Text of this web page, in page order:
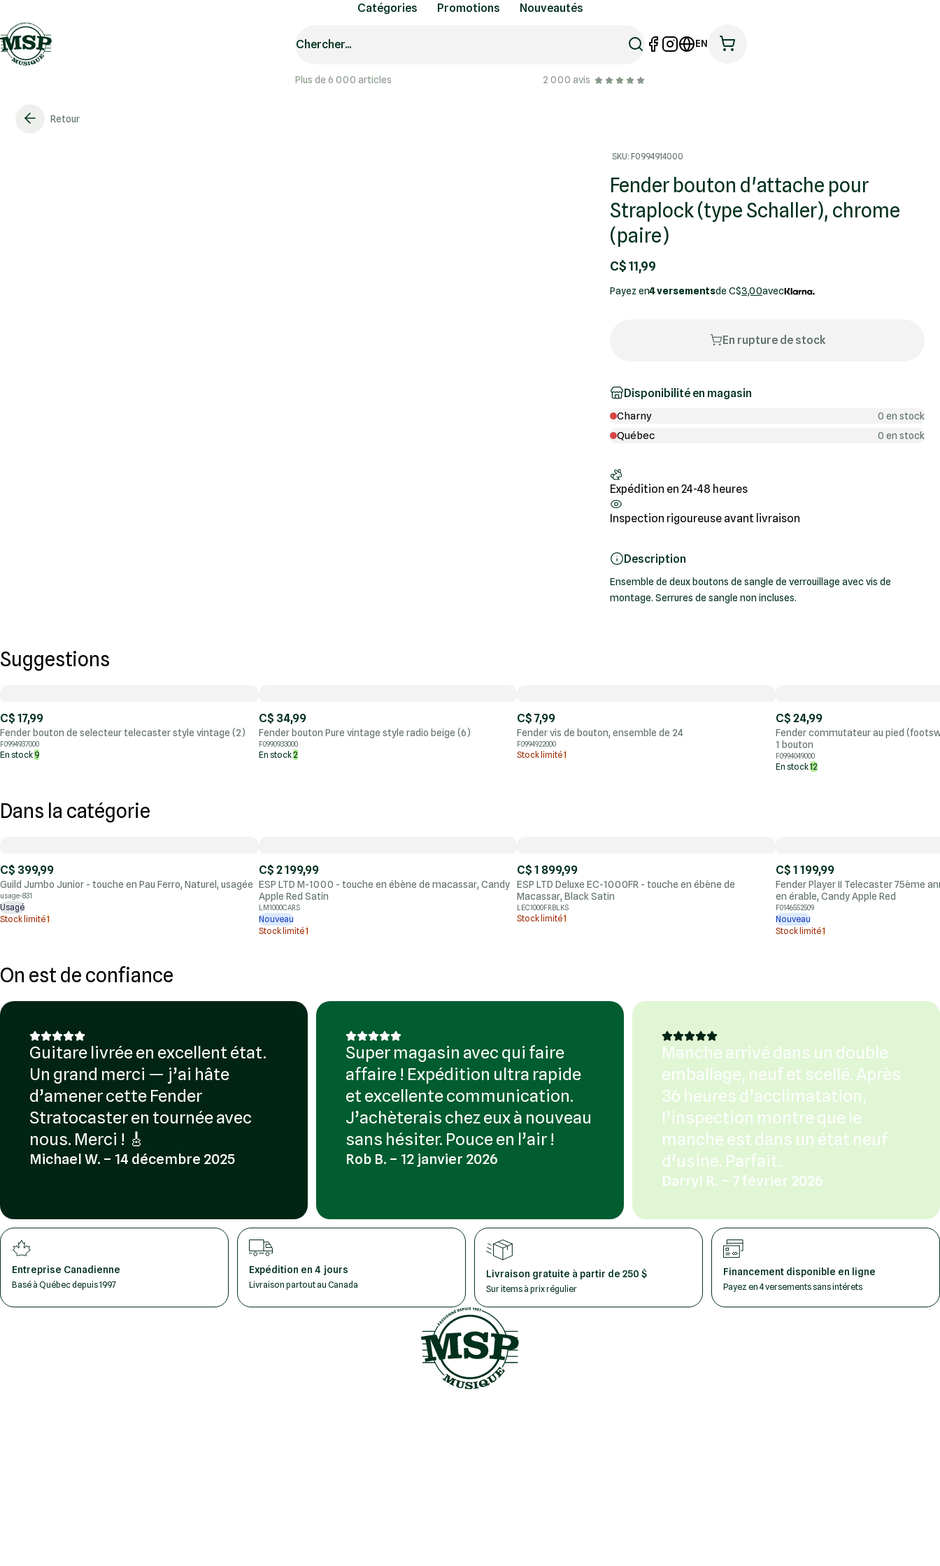
Catégories Promotions Nouveautés
Chercher...
Plus de 6 000 articles 2 000 avis
EN
Retour
SKU: F0994914000
Fender bouton d'attache pour
Straplock (type Schaller), chrome
(paire)
C$ 11,99
Payez en4 versementsde C$3,00avec
En rupture de stock
Disponibilité en magasin
Charny 0 en stock
Québec 0 en stock
Expédition en 24-48 heures
Inspection rigoureuse avant livraison
Description
Ensemble de deux boutons de sangle de verrouillage avec vis de
montage. Serrures de sangle non incluses.
Suggestions
C$ 17,99
Fender bouton de selecteur telecaster style vintage (2)
F0994937000
En stock 9
C$ 34,99
Fender bouton Pure vintage style radio beige (6)
F0990933000
En stock2
C$ 7,99
Fender vis de bouton, ensemble de 24
F0994922000
Stock limité1
C$ 24,99
Fender commutateur au pied
1 bouton
F0994049000
En stock12
Dans la catégorie
C$ 399,99
Guild Jumbo Junior - touche en Pau Ferro, Naturel, usagée
usage-831
Usagé
Stock limité1
C$ 2 199,99
ESP LTD M-1000 - touche en ébène de macassar, Candy
Apple Red Satin
LM1000CARS
Nouveau
Stock limité1
C$ 1 899,99
ESP LTD Deluxe EC-1000FR - touche en ébène de
Macassar, Black Satin
LEC1000FRBLKS
Stock limité1
C$ 1 199,99
Fender Player II Telecaster 75ème
en érable, Candy Apple Red
F0146552509
Nouveau
Stock limité1
On est de confiance
Guitare livrée en excellent état.
Un grand merci — j’ai hâte
d’amener cette Fender
Stratocaster en tournée avec
nous. Merci ! 🎸
Michael W. – 14 décembre 2025
Super magasin avec qui faire
affaire ! Expédition ultra rapide
et excellente communication.
J’achèterais chez eux à nouveau
sans hésiter. Pouce en l’air !
Rob B. – 12 janvier 2026
Manche arrivé dans un double
emballage, neuf et scellé. Après
36 heures d’acclimatation,
l’inspection montre que le
manche est dans un état neuf
d’usine. Parfait.
Darryl R. – 7 février 2026
Entreprise Canadienne
Basé à Québec depuis 1997
Expédition en 4 jours
Livraison partout au Canada
Livraison gratuite à partir de 250 $
Sur items à prix régulier
Financement disponible en ligne
Payez en 4 versements sans intérets